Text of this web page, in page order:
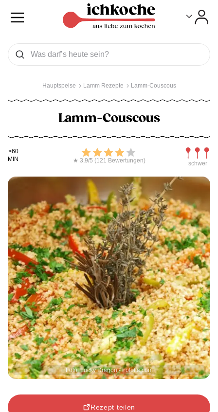
Was wollen Sie suchen
Suchen
Hauptspeise Lamm Rezepte Lamm-Couscous
Lamm-Couscous
Kochdauer
>60
MIN
Bewerten
★ 3,9/5 (121 Bewertungen) schwer
Foto: Lucky Dragon - Fotolia.com
Rezept teilen